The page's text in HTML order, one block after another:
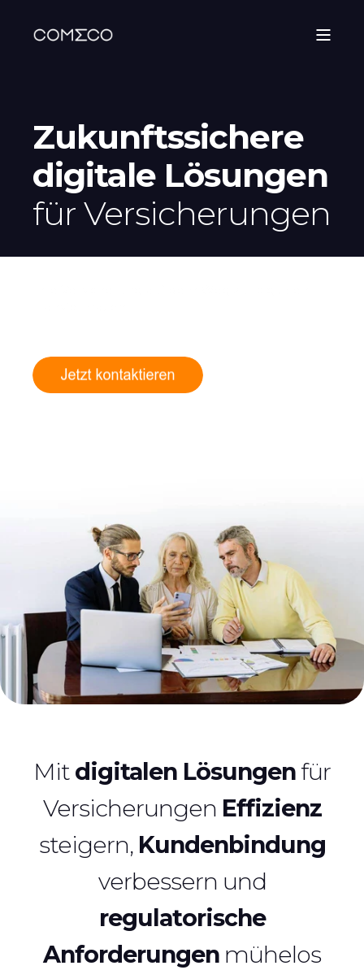
Zukunftssichere
digitale Lösungen
für Versicherungen
Mit digitalen Lösungen für
Versicherungen Effizienz
steigern, Kundenbindung
verbessern und
regulatorische
Anforderungen mühelos